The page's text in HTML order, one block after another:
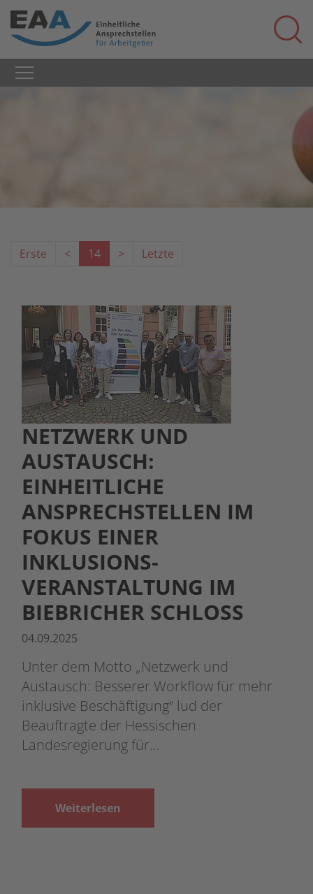
Erste < 14 > Letzte
NETZWERK UND
AUSTAUSCH:
EINHEITLICHE
ANSPRECHSTELLEN IM
FOKUS EINER
INKLUSIONS-
VERANSTALTUNG IM
BIEBRICHER SCHLOSS
04.09.2025
Unter dem Motto „Netzwerk und
Austausch: Besserer Workflow für mehr
inklusive Beschäftigung“ lud der
Beauftragte der Hessischen
Landesregierung für…
Weiterlesen